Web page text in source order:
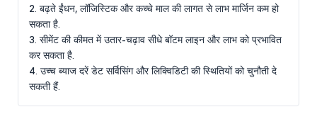
2. बढ़ते ईंधन, लॉजिस्टिक और कच्चे माल की लागत से लाभ मार्जिन कम हो
सकता है.
3. सीमेंट की कीमत में उतार-चढ़ाव सीधे बॉटम लाइन और लाभ को प्रभावित
कर सकता है.
4. उच्च ब्याज दरें डेट सर्विसिंग और लिक्विडिटी की स्थितियों को चुनौती दे
सकती हैं.